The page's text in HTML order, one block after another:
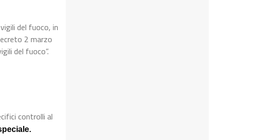
del fuoco, in
2 marzo
del fuoco”.
controlli al